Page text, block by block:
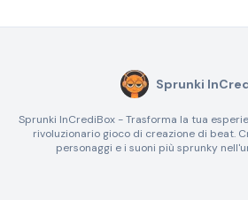
Sprunki
Sprunki InCrediBox - Trasforma la tua
rivoluzionario gioco di creazione di beat.
personaggi e i suoni più sprunky